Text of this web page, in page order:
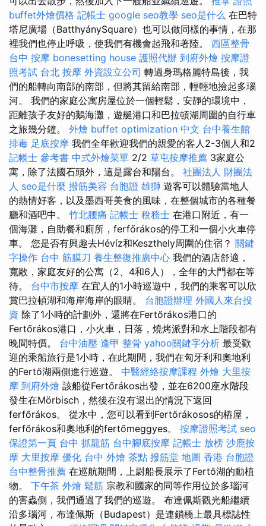
buffet外燴價格 記帳士 google seo教學 seo是什么 在巴特
塔尼廣場（BatthyánySquare）也可以做同樣的事情，在那
裡我們也停止呼吸，使我們有機會起飛和著陸。 西區整骨
台中 按摩 bonesetting house 護照代辦 到府外燴 按摩證
照考試 台北 按摩 外資設立公司 轉過身瑪格麗特島後，我
們的船轉向南部的南部，但將其留給南部，輕輕地撿起多瑙
河。 我們的家庭公寓房屋位於一個輕鬆，安靜的環境中，
距離孩子友好的鵝海灘，遊艇港口和巴拉頓湖周圍的自行車
之旅幾分鐘。 外燴 buffet optimization 中文 台中養生館
排毒 足底按摩 我們全年歡迎我們的親愛的客人2-3個人和2
記帳士 參考書 中式外燴菜單 2/2 草屯按摩推薦 3家庭公
寓，除了法國石頭外，這是露台和陽台。 社團法人 財團法
人 seo是什麼 撥筋美容 台胞證 雄獅 遊客可以體驗當地人
的熱情好客，以及墨西哥美食的風味，在整個城市的各種餐
廳和酒吧中。 竹北腰痛 記帳士 稅務士 在港口附近，有一
個海灘，自助餐和廁所，ferfőrákos的停工和一個小火車停
車。 您是否有興趣去Hévíz和Keszthely周圍的住宿？ 關鍵
字操作 台中 筋膜刀 養生整復推廣中心 我們的酒店舒適，
寬敞，家庭友好的公寓（2、4和6人），全年的大門都在等
待。 台中市按摩 在宜人的1小時巡遊中，我們的乘客可以欣
賞巴拉頓湖和海岸海岸的眼睛。 台胞證辦理 外國人來台投
資 除了1小時的計劃外，還將在Fertőrákos港口的
Fertőrákos港口，小火車，日落，燒烤派對和水上階段都有
晚間特價。 台中油壓 逢甲 整骨 yahoo關鍵字分析 最受歡
迎的乘船旅行是1小時，在此期間，我們在匈牙利和奧地利
的Fertő湖兩側進行巡遊。 中醫經絡按摩課程 外燴 大里按
摩 到府外燴 該船從Fertőrákos出發，並在6200座水階段
發生在Mörbisch，然後在沒有退出的情況下返回
ferfőrákos。 從水中，您可以看到Fertőrákosos的樁屋，
ferfőrákos和奧地利的fertőmeggyes。 按摩證照考試 seo
保證第一頁 台中 抓龍筋 台中腳底按摩 記帳士 放榜 沙鹿按
摩 大里按摩 優化 台中 外燴 茶點 撥筋堂 地圖 香港 台胞證
台中整骨推薦 在巡航期間，上尉船長展示了Fertő湖的動植
物。 下午茶 外燴 鬆筋 宗教和國家的同等作用位於多瑙河
的害蟲側，我們通過了我們的巡遊。 布達佩斯觀光船繼續
沿多瑙河，布達佩斯（Budapest）是連鎖橋上最具標誌性